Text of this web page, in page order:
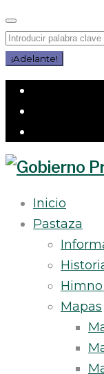
Saltar
al
contenido
Buscar
por:
¡Adelante!
Inicio
Pastaza
Mapas